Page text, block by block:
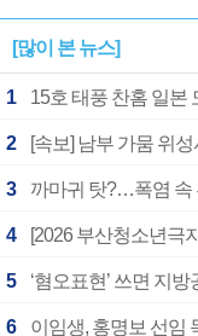
[많이 본 뉴스]
1 15호 태풍 찬홈 일
2 [속보] 남부 가뭄 위
3 까마귀 탓?…폭염 속
4
5 ‘혐오표현’ 쓰면 지
6 이임생, 홍명보 선임